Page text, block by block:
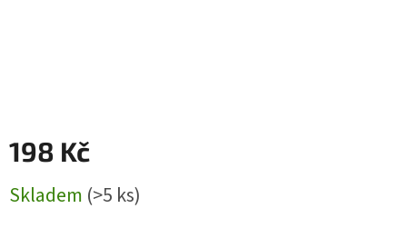
198 Kč
cena:
Skladem (>5 ks)